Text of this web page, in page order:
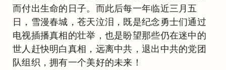
而付出生命的日子。而此后每一年临近三月五
日，雪漫春城，苍天泣泪，既是纪念勇士们通过
电视插播真相的壮举，也是盼望那些仍在迷中的
世人赶快明白真相，远离中共，退出中共的党团
队组织，拥有一个美好的未来！